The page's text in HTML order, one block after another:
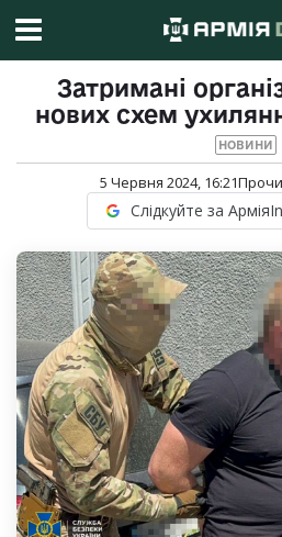
Затримані
нових схем
НОВИНИ
5 Червня 2024, 16:21
Слідкуйте за